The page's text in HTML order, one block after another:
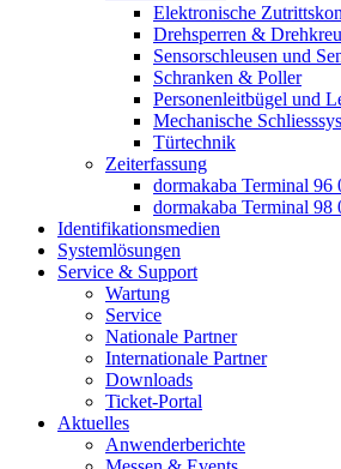
Elektronische
Drehsperren &
Sensorschleusen und
Schranken & Poller
Personenleitbügel und
Mechanische
Türtechnik
Zeiterfassung
dormakaba Terminal 96
dormakaba Terminal 98
Identifikations­medien
Systemlösungen
Service & Support
Wartung
Service
Nationale Partner
Internationale Partner
Downloads
Ticket-Portal
Aktuelles
Anwenderberichte